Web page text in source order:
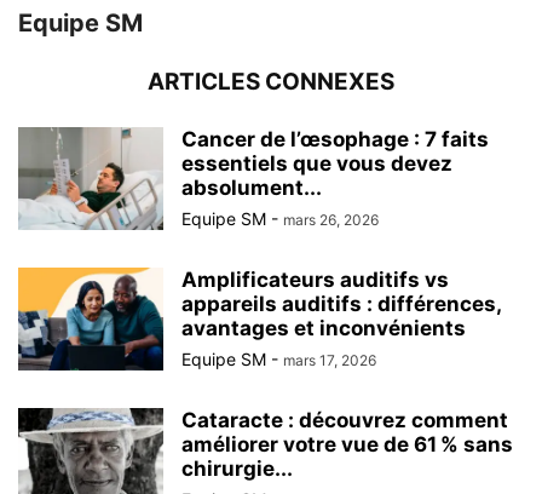
Equipe SM
ARTICLES CONNEXES
Cancer de l’œsophage : 7 faits
essentiels que vous devez
absolument...
Equipe SM - mars 26, 2026
Amplificateurs auditifs vs
appareils auditifs : différences,
avantages et inconvénients
Equipe SM - mars 17, 2026
Cataracte : découvrez comment
améliorer votre vue de 61 % sans
chirurgie...